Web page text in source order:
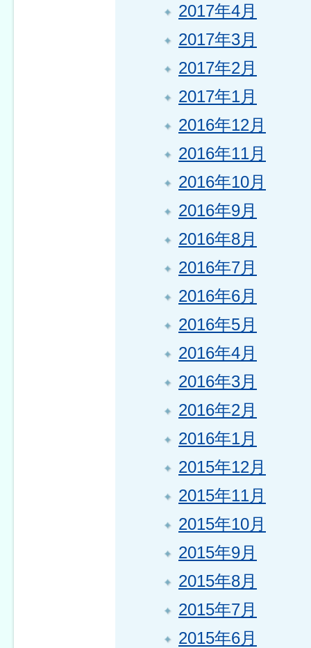
2017年4月
2017年3月
2017年2月
2017年1月
2016年12月
2016年11月
2016年10月
2016年9月
2016年8月
2016年7月
2016年6月
2016年5月
2016年4月
2016年3月
2016年2月
2016年1月
2015年12月
2015年11月
2015年10月
2015年9月
2015年8月
2015年7月
2015年6月